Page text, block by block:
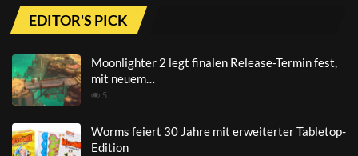
EDITOR'S PICK
Moonlighter 2 legt finalen Release-Termin fest,
mit neuem…
5
Worms feiert 30 Jahre mit erweiterter Tabletop-
Edition